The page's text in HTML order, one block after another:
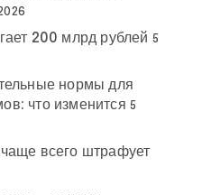
200 млрд рублей 5
нормы для
что изменится 5
всего штрафует